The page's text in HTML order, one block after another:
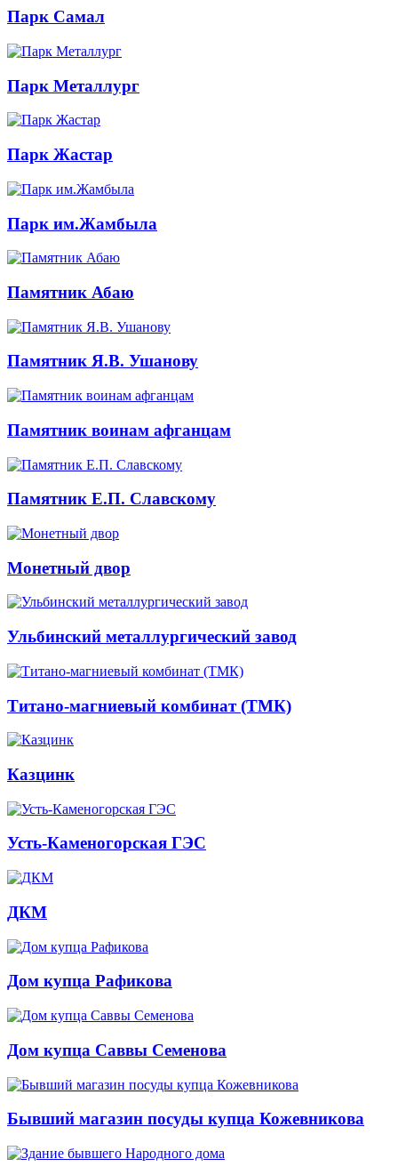
Парк Самал
Парк Металлург
Парк Жастар
Парк им.Жамбыла
Памятник Абаю
Памятник Я.В. Ушанову
Памятник воинам афганцам
Памятник Е.П. Славскому
Монетный двор
Ульбинский металлургический завод
Титано-магниевый комбинат (ТМК)
Казцинк
Усть-Каменогорская ГЭС
ДКМ
Дом купца Рафикова
Дом купца Саввы Семенова
Бывший магазин посуды купца Кожевникова